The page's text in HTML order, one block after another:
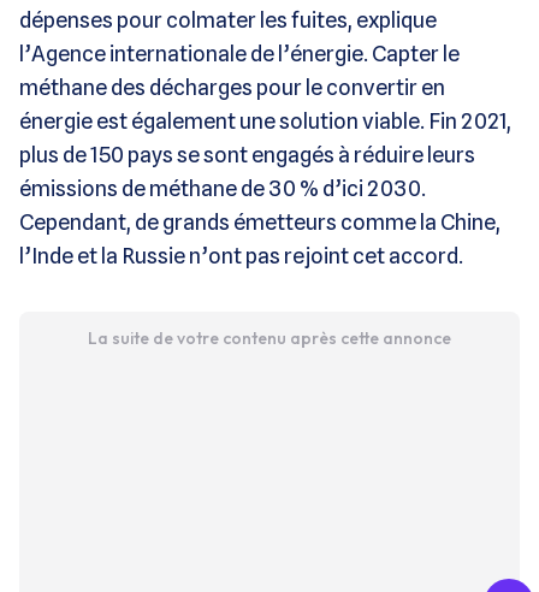
dépenses pour colmater les fuites, explique
l’Agence internationale de l’énergie. Capter le
méthane des décharges pour le convertir en
énergie est également une solution viable. Fin 2021,
plus de 150 pays se sont engagés à réduire leurs
émissions de méthane de 30 % d’ici 2030.
Cependant, de grands émetteurs comme la Chine,
l’Inde et la Russie n’ont pas rejoint cet accord.
La suite de votre contenu après cette annonce